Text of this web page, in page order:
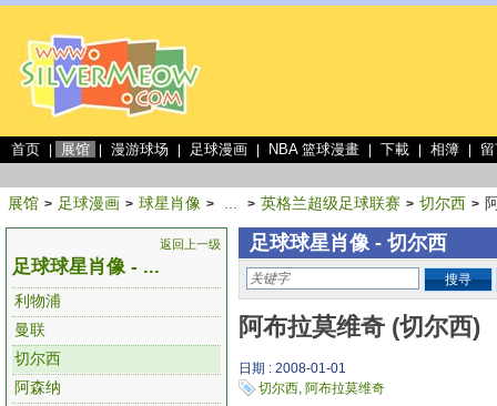
首页 展馆 漫游球场 足球漫画 NBA 篮球漫畫 下載 相簿
展馆 > 足球漫画 > 球星肖像 > > 英格兰超级足球联赛 > 切尔西 >
返回上一级
足球球星肖像 - ...
利物浦
曼联
切尔西
阿森纳
足球球星肖像 - 切尔西
搜寻
阿布拉莫维奇 (切尔西)
日期 : 2008-01-01
切尔西, 阿布拉莫维奇